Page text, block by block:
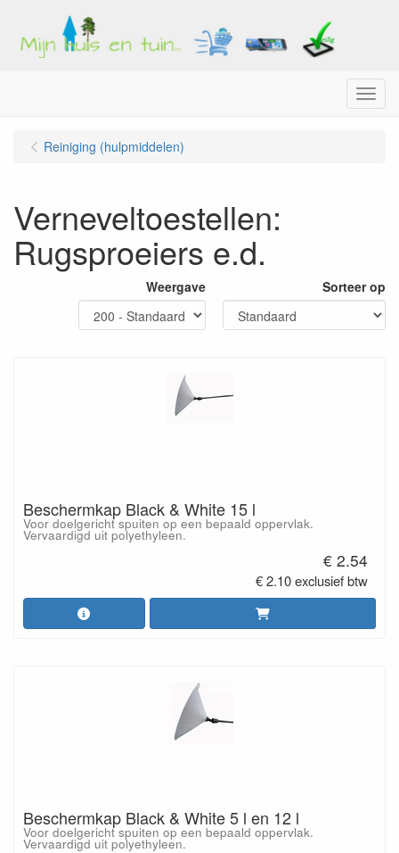
Menu
Reiniging (hulpmiddelen)
Verneveltoestellen:
Rugsproeiers e.d.
Weergave Sorteer op
Beschermkap Black & White 15 l
Voor doelgericht spuiten op een bepaald oppervlak.
Vervaardigd uit polyethyleen.
€ 2.54
€ 2.10 exclusief btw
Beschermkap Black & White 5 l en 12 l
Voor doelgericht spuiten op een bepaald oppervlak.
Vervaardigd uit polyethyleen.